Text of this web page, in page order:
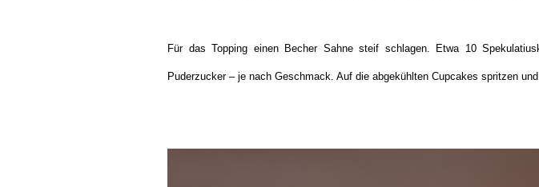
Für das Topping einen Becher Sahne steif schlagen. Etwa 10
Puderzucker – je nach Geschmack. Auf die abgekühlten Cupcakes spritzen